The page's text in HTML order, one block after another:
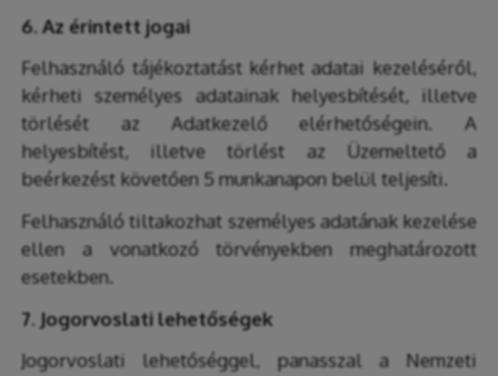
6. Az érintett jogai
Felhasználó tájékoztatást kérhet adatai kezeléséről,
kérheti személyes adatainak helyesbítését, illetve
törlését az Adatkezelő elérhetőségein. A
helyesbítést, illetve törlést az Üzemeltető a
beérkezést követően 5 munkanapon belül teljesíti.
Felhasználó tiltakozhat személyes adatának kezelése
ellen a vonatkozó törvényekben meghatározott
esetekben.
7. Jogorvoslati lehetőségek
Jogorvoslati lehetőséggel, panasszal a Nemzeti